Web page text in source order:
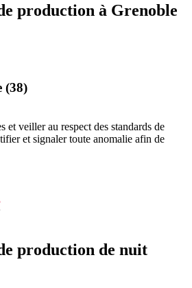
production à Grenoble
(38)
et veiller au respect des standards de
et signaler toute anomalie afin de
production de nuit